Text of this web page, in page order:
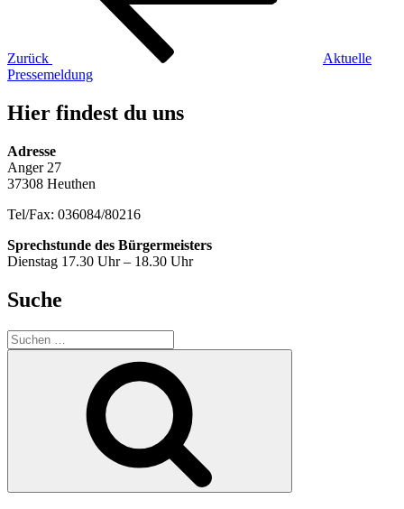
Zurück
Aktuelle
Pressemeldung
Hier findest du uns
Adresse
Anger 27
37308 Heuthen
Tel/Fax: 036084/80216
Sprechstunde des Bürgermeisters
Dienstag 17.30 Uhr – 18.30 Uhr
Suche
Suche
nach: